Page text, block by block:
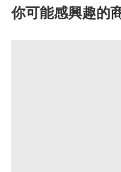
你可能感興趣的